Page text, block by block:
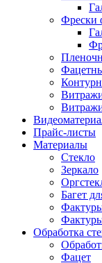
Фрески
Прайс-листы
Материалы
Стекло
Зеркало
Багет
Обработка
Фацет